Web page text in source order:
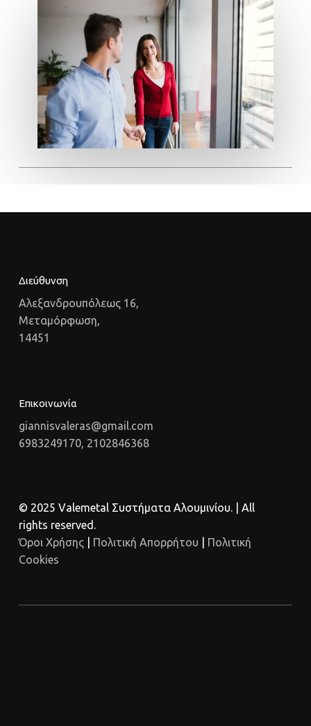
Διεύθυνση
Αλεξανδρουπόλεως 16,
Μεταμόρφωση,
14451
Επικοινωνία
giannisvaleras@gmail.com
6983249170, 2102846368
© 2025 Valemetal Συστήματα Αλουμινίου. | All
rights reserved.
Όροι Χρήσης| Πολιτική Απορρήτου
Πολιτική
Cookies